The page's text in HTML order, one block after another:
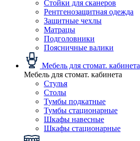
Стойки для сканеров
Рентгенозащитная одежда
Защитные чехлы
Матрацы
Подголовники
Поясничные валики
Мебель для стомат. кабинета
Мебель для стомат. кабинета
Стулья
Столы
Тумбы подкатные
Тумбы стационарные
Шкафы навесные
Шкафы стационарные